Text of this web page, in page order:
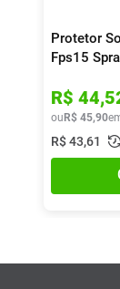
Protetor
Fps15
R$ 44,
ou R$ 45,90
R$43,61